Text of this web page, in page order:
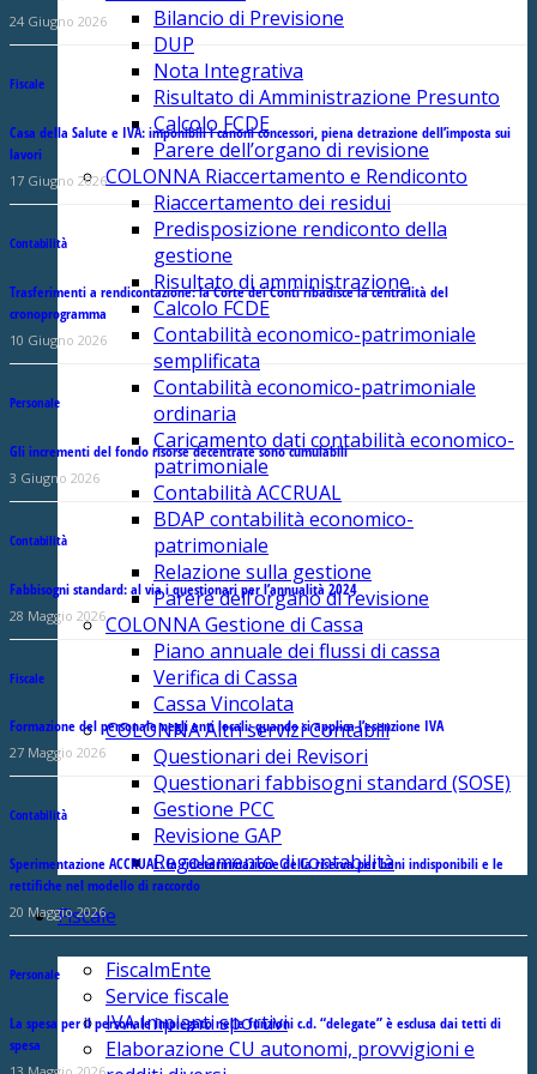
Bilancio di Previsione
DUP
Nota Integrativa
Risultato di Amministrazione Presunto
Calcolo FCDE
Parere dell’organo di revisione
COLONNA Riaccertamento e Rendiconto
Riaccertamento dei residui
Predisposizione rendiconto della
gestione
Risultato di amministrazione
Calcolo FCDE
Contabilità economico-patrimoniale
semplificata
Contabilità economico-patrimoniale
ordinaria
Caricamento dati contabilità economico-
patrimoniale
Contabilità ACCRUAL
BDAP contabilità economico-
patrimoniale
Relazione sulla gestione
Parere dell’organo di revisione
COLONNA Gestione di Cassa
Piano annuale dei flussi di cassa
Verifica di Cassa
Cassa Vincolata
COLONNA Altri servizi Contabili
Questionari dei Revisori
Questionari fabbisogni standard (SOSE)
Gestione PCC
Revisione GAP
Regolamento di contabilità
Fiscale
FiscalmEnte
Service fiscale
IVA Impianti sportivi
Elaborazione CU autonomi, provvigioni e
24 Giugno 2026
Fiscale
Casa della Salute e IVA: imponibili i canoni concessori, piena detrazione dell’imposta sui
lavori
17 Giugno 2026
Contabilità
Trasferimenti a rendicontazione: la Corte dei Conti ribadisce la centralità del
cronoprogramma
10 Giugno 2026
Personale
Gli incrementi del fondo risorse decentrate sono cumulabili
3 Giugno 2026
Contabilità
Fabbisogni standard: al via i questionari per l’annualità 2024
28 Maggio 2026
Fiscale
Formazione del personale negli enti locali: quando si applica l’esenzione IVA
27 Maggio 2026
Contabilità
Sperimentazione ACCRUAL: la rideterminazione della riserva per beni indisponibili e le
rettifiche nel modello di raccordo
20 Maggio 2026
Personale
La spesa per il personale impiegato nelle funzioni c.d. “delegate” è esclusa dai tetti di
spesa